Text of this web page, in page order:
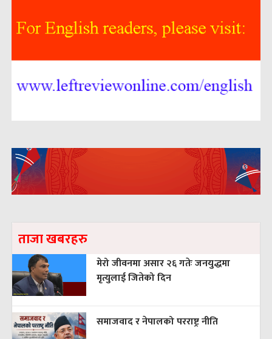
ताजा खबरहरु
मेरो जीवनमा असार २६ गतेः जनयुद्धमा
मृत्युलाई जितेको दिन
समाजवाद र नेपालको परराष्ट्र नीति